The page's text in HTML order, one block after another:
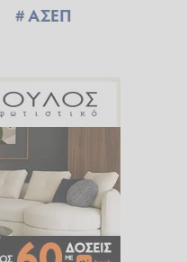
ΑΣΕΠ